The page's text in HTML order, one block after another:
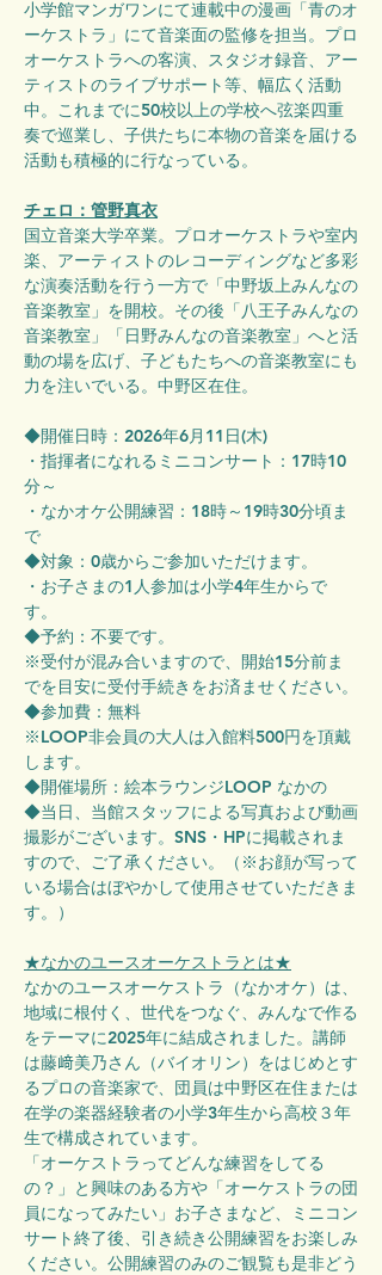
小学館マンガワンにて連載中の漫画「青のオ
ーケストラ」にて音楽面の監修を担当。プロ
オーケストラへの客演、スタジオ録音、アー
ティストのライブサポート等、幅広く活動
中。これまでに50校以上の学校へ弦楽四重
奏で巡業し、子供たちに本物の音楽を届ける
活動も積極的に行なっている。
チェロ：管野真衣
国立音楽大学卒業。プロオーケストラや室内
楽、アーティストのレコーディングなど多彩
な演奏活動を行う一方で「中野坂上みんなの
音楽教室」を開校。その後「八王子みんなの
音楽教室」「日野みんなの音楽教室」へと活
動の場を広げ、子どもたちへの音楽教室にも
力を注いでいる。中野区在住。
◆開催日時：2026年6月11日(木)
・指揮者になれるミニコンサート：17時10
分～
・なかオケ公開練習：18時～19時30分頃ま
で
◆対象：0歳からご参加いただけます。
・お子さまの1人参加は小学4年生からで
す。
◆予約：不要です。
※受付が混み合いますので、開始15分前ま
でを目安に受付手続きをお済ませください。
◆参加費：無料
※LOOP非会員の大人は入館料500円を頂戴
します。
◆開催場所：絵本ラウンジLOOP なかの
◆当日、当館スタッフによる写真および動画
撮影がございます。SNS・HPに掲載されま
すので、ご了承ください。（※お顔が写って
いる場合はぼやかして使用させていただきま
す。）
★なかのユースオーケストラとは★
なかのユースオーケストラ（なかオケ）は、
地域に根付く、世代をつなぐ、みんなで作る
をテーマに2025年に結成されました。講師
は藤﨑美乃さん（バイオリン）をはじめとす
るプロの音楽家で、団員は中野区在住または
在学の楽器経験者の小学3年生から高校３年
生で構成されています。
「オーケストラってどんな練習をしてる
の？」と興味のある方や「オーケストラの団
員になってみたい」お子さまなど、ミニコン
サート終了後、引き続き公開練習をお楽しみ
ください。公開練習のみのご観覧も是非どう